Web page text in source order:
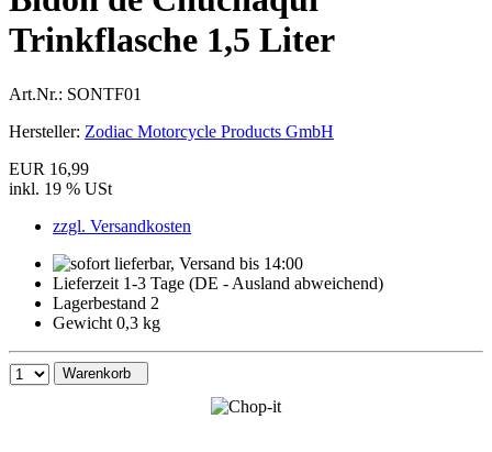
Trinkflasche 1,5 Liter
Art.Nr.: SONTF01
Hersteller: Zodiac Motorcycle Products GmbH
EUR 16,99
inkl. 19 % USt
zzgl. Versandkosten
Lieferzeit 1-3 Tage (DE - Ausland abweichend)
Lagerbestand 2
Gewicht 0,3 kg
Warenkorb